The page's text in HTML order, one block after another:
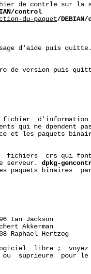
de contrle sur la
control
du-paquet/
d'aide puis
de version puis
qui ne dpendent
et les paquets
fichiers  crs qui
serveur.
dpkg-
paquets binaires
Ian Jackson
Akkerman
Raphael Hertzog
libre ;
suprieure  pour